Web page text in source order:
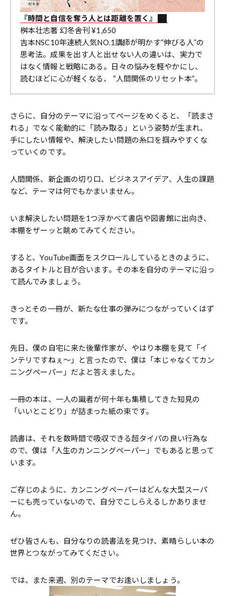
『時間と自信を奪う人とは距離を置く』
桝本壮志著 幻冬舎刊 ¥1,650
吉本NSC10年連続人気NO.1講師が明かす“伸びる人”の
思考法。成果を出す人と出せない人の違いは、実力で
はなく情報と戦略にある。日々の悩みを軽やかにし、
読むほどに心が軽くなる、 “人間関係のリセット本”。
さらに、自分のテーマに沿ってページをめくると、「読まさ
れる」でなく能動的に「読み取る」という姿勢が生まれ、
手にしたい情報や、解決したい問題の糸口を掴みやすくな
っていくのです。
人間関係、新企画の切り口、ビジネスアイデア、人生の課題
など、テーマは何でもかまいません。
いま解決したい問題を1つ浮かべて書店や図書館に出向き、
本棚をザーッと眺めてみてください。
すると、YouTube画面をスクロールしているときのように、
あるタイトルと目が合います。その本を自分のテーマに沿っ
て読んでみましょう。
きっとその一冊が、新たな仕事の弾みにつながっていくはず
です。
先日、僕の自宅に来た後輩作家が、やはり本棚を見て「イ
ンテリですねぇ～」と言ったので、僕は「本じゃなくてカン
ニングペーパー」だよと答えました。
一冊の本は、一人の識者が何十年も集積してきた知見の
「いいとこどり」が詰まった紙の束です。
読書は、それを数時間で吸収できる超タイパの良い行為な
ので、僕は「人生のカンニングペーパー」でもあると思って
います。
ご存じのように、カンニングペーパーはどんな大型スーパ
ーにも売っていないので、自分でこしらえるしかありませ
ん。
ぜひ皆さんも、自分なりの読書法を見つけ、素晴らしい本の
世界とつながってみてください。
では、また来週、別のテーマでお逢いしましょう。